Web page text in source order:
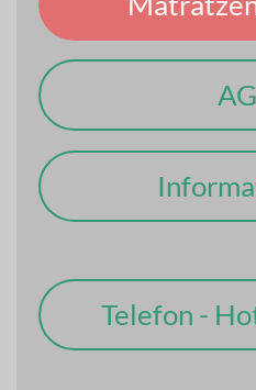
Telefon -